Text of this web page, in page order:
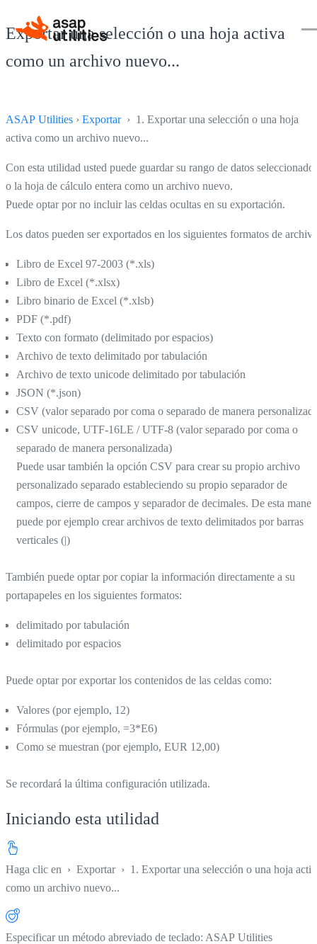
Exportar una selección o una hoja activa
como un archivo nuevo...
ASAP Utilities › Exportar› 1. Exportar una selección o una hoja
activa como un archivo nuevo...
Con esta utilidad usted puede guardar su rango de datos
o la hoja de cálculo entera como un archivo nuevo.
Puede optar por no incluir las celdas ocultas en su exportación.
Los datos pueden ser exportados en los siguientes formatos de
Libro de Excel 97-2003 (*.xls)
Libro de Excel (*.xlsx)
Libro binario de Excel (*.xlsb)
PDF (*.pdf)
Texto con formato (delimitado por espacios)
Archivo de texto delimitado por tabulación
Archivo de texto unicode delimitado por tabulación
JSON (*.json)
CSV (valor separado por coma o separado de manera
CSV unicode, UTF-16LE / UTF-8 (valor separado por coma o
separado de manera personalizada)
Puede usar también la opción CSV para crear su propio archivo
personalizado separado estableciendo su propio separador de
campos, cierre de campos y separador de decimales. De esta
puede por ejemplo crear archivos de texto delimitados por barras
verticales (|)
También puede optar por copiar la información directamente a su
portapapeles en los siguientes formatos:
delimitado por tabulación
delimitado por espacios
Puede optar por exportar los contenidos de las celdas como:
Valores (por ejemplo, 12)
Fórmulas (por ejemplo, =3*E6)
Como se muestran (por ejemplo, EUR 12,00)
Se recordará la última configuración utilizada.
Iniciando esta utilidad
Haga clic en › Exportar› 1. Exportar una selección o una hoja
como un archivo nuevo...
Especificar un método abreviado de teclado: ASAP Utilities